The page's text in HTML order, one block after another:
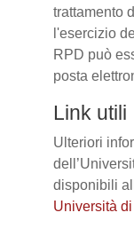
trattamento
l'esercizio
RPD può
posta
Link utili
Ulteriori
disponibili
Università